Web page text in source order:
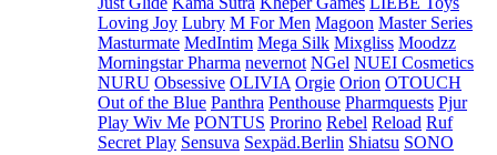
Loving Joy Lubry M For Men Magoon Master Series
Masturmate MedIntim Mega Silk Mixgliss Moodzz
Morningstar Pharma nevernot NGel NUEI Cosmetics
NURU Obsessive OLIVIA Orgie Orion OTOUCH
Out of the Blue Panthra Penthouse Pharmquests Pjur
Play Wiv Me PONTUS Prorino Rebel Reload Ruf
Secret Play Sensuva Sexpäd.Berlin Shiatsu SONO